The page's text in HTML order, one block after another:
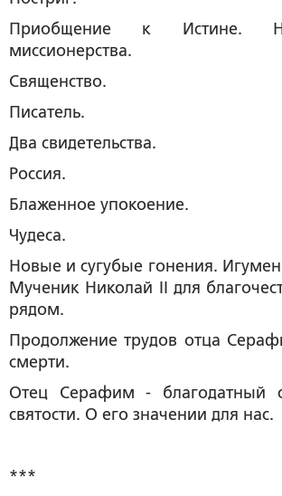
Приобщение к Истине.
миссионерства.
Священство.
Писатель.
Два свидетельства.
Россия.
Блаженное упокоение.
Чудеса.
Новые и сугубые гонения.
Мученик Николай II для
рядом.
Продолжение трудов отца
смерти.
Отец Серафим - благодатный
святости. О его значении для нас.
***